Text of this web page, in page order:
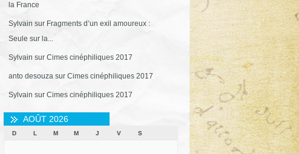
la France
Sylvain sur Fragments d’un exil amoureux :
Seule sur la...
Sylvain sur Cimes cinéphiliques 2017
anto desouzasur Cimes cinéphiliques 2017
Sylvain sur Cimes cinéphiliques 2017
AOÛT 2026
D L M M J V S